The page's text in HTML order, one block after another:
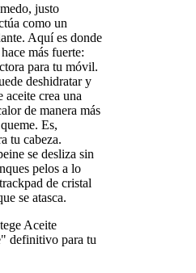
justo
como un
Aquí es donde
más fuerte:
para tu móvil.
deshidratar y
crea una
de manera más
Es,
tu cabeza.
se desliza sin
pelos a lo
de cristal
se atasca.